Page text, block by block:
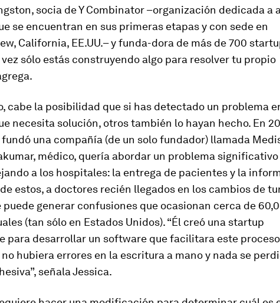
socia de Y Combinator –organización dedicada a
se encuentran en sus primeras etapas y con sede en
California, EE.UU.– y funda-dora de más de 700
vez sólo estás construyendo algo para resolver tu propio
cabe la posibilidad que si has detectado un problema
necesita solución, otros también lo hayan hecho. En
una compañía (de un solo fundador) llamada
médico, quería abordar un problema significativo
a los hospitales: la entrega de pacientes y la
estos, a doctores recién llegados en los cambios de
puede generar confusiones que ocasionan cerca de
(tan sólo en Estados Unidos). “Él creó una startup
para desarrollar un software que facilitara este
hubiera errores en la escritura a mano y nada se
señala Jessica.